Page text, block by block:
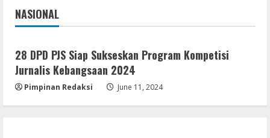
5
Lan
Deluxe Edition Cracked Rune Release
for Desktop
NASIONAL
Jakarta
28 DPD PJS Siap Sukseskan Program Kompetisi
Jurnalis Kebangsaan 2024
Pimpinan Redaksi June 11, 2024